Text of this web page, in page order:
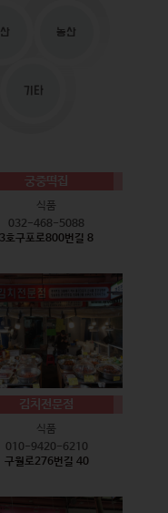
농산
기타
궁중떡집
식품
032-468-5088
3호구포로800번길 8
김치전문점
식품
010-9420-6210
구월로276번길 40